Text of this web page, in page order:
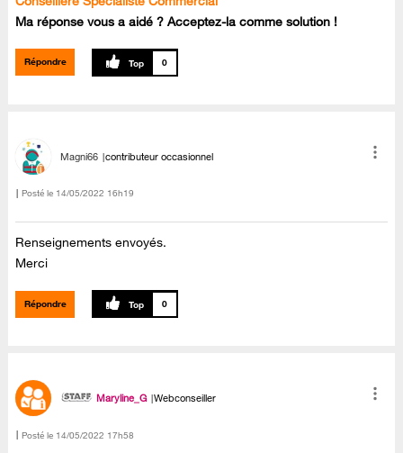
Ma réponse vous a aidé ? Acceptez-la comme solution !
Répondre 0
Magni66 contributeur occasionnel
Posté le ‎14/05/2022 16h19
Renseignements envoyés.
Merci
Répondre 0
Maryline_G Webconseiller
Posté le ‎14/05/2022 17h58